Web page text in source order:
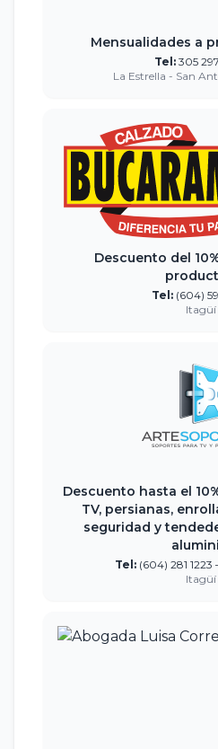
Mensualidades a
Tel:305
La Estrella - San
Descuento del
Tel: (604)
Itagüí
Descuento hasta el
TV, persianas,
seguridad y
Tel: (604) 281 1223
Itagüí